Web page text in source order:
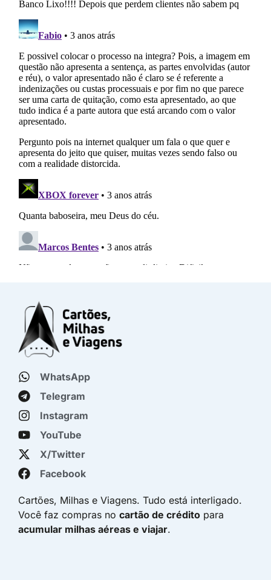
WhatsApp
Telegram
Instagram
YouTube
X/Twitter
Facebook
Cartões, Milhas e Viagens. Tudo está interligado.
Você faz compras no cartão de crédito para
acumular milhas aéreas e viajar.